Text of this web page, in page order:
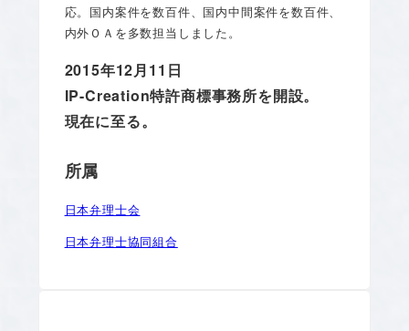
応。国内案件を数百件、国内中間案件を数百件、
内外ＯＡを多数担当しました。
2015年12月11日
IP-Creation特許商標事務所を開設。
現在に至る。
所属
日本弁理士会
日本弁理士協同組合